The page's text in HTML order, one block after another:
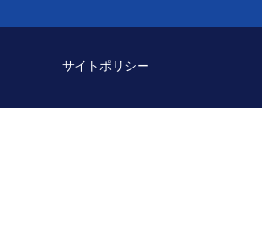
サイトポリシー